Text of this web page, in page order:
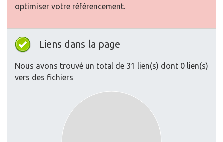
optimiser votre référencement.
Liens dans la page
Nous avons trouvé un total de 31 lien(s) dont 0 lien(s)
vers des fichiers